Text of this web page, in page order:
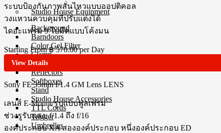
Studio House Equipment
Background
Barndoors
Color Gel Filter
Clamp
Copy Stands
Reflectors
Softboxes
Stand
Studio House Accessories
TTL Cords
Trigger
Umbrellas
ระบบป้องกันภาพสั่นไหวแบบออปติคอล
วงแหวนควบคุมที่ปรับแต่งได้
ไดอะแฟรม 9 ใบมีดแบบโค้งมน
Starting From ฿ 570.00 per Day
View Details
Sony FE 35mm f/1.4 GM Lens LENS
เลนส์ E-Mount/รูปแบบฟูลเฟรม
ช่วงรูรับแสง: f/1.4 ถึง f/16
องค์ประกอบ XA สององค์ประกอบ หนึ่งองค์ประกอบ ED